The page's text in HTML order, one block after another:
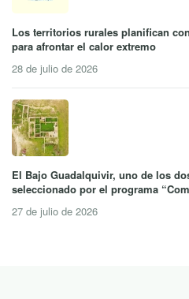
Los territorios rurales planifican
para afrontar el calor extremo
28 de julio de 2026
El Bajo Guadalquivir, uno de los
seleccionado por el programa
27 de julio de 2026